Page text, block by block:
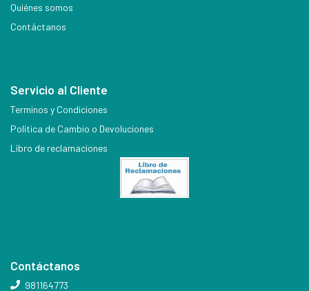
Quiénes somos
Contáctanos
Servicio al Cliente
Terminos y Condiciones
Política de Cambio o Devoluciones
Libro de reclamaciones
Contáctanos
981164773